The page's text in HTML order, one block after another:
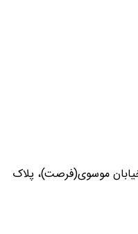
موسوی(فرصت)، پلاک